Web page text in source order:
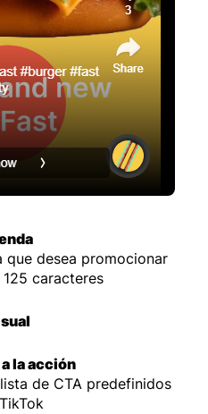
desea promocionar
caracteres
la acción
de CTA predefinidos